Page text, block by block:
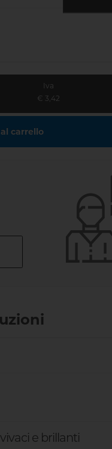
Iva
€ 3,42
carrello
e brillanti